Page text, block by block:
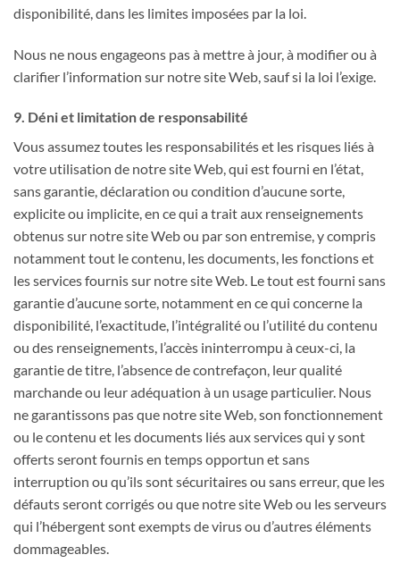
disponibilité, dans les limites imposées par la loi.
Nous ne nous engageons pas à mettre à jour, à modifier ou à
clarifier l’information sur notre site Web, sauf si la loi l’exige.
9. Déni et limitation de responsabilité
Vous assumez toutes les responsabilités et les risques liés à
votre utilisation de notre site Web, qui est fourni en l’état,
sans garantie, déclaration ou condition d’aucune sorte,
explicite ou implicite, en ce qui a trait aux renseignements
obtenus sur notre site Web ou par son entremise, y compris
notamment tout le contenu, les documents, les fonctions et
les services fournis sur notre site Web. Le tout est fourni sans
garantie d’aucune sorte, notamment en ce qui concerne la
disponibilité, l’exactitude, l’intégralité ou l’utilité du contenu
ou des renseignements, l’accès ininterrompu à ceux-ci, la
garantie de titre, l’absence de contrefaçon, leur qualité
marchande ou leur adéquation à un usage particulier. Nous
ne garantissons pas que notre site Web, son fonctionnement
ou le contenu et les documents liés aux services qui y sont
offerts seront fournis en temps opportun et sans
interruption ou qu’ils sont sécuritaires ou sans erreur, que les
défauts seront corrigés ou que notre site Web ou les serveurs
qui l’hébergent sont exempts de virus ou d’autres éléments
dommageables.